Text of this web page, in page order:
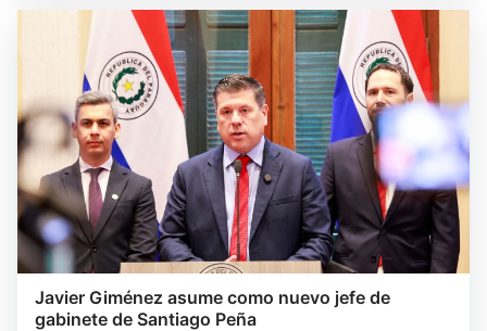
Javier Giménez asume como nuevo jefe de
gabinete de Santiago Peña